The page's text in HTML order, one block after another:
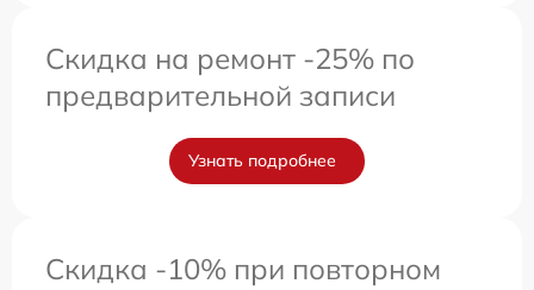
Скидка на ремонт -25% по
предварительной записи
Узнать подробнее
Скидка -10% при повторном